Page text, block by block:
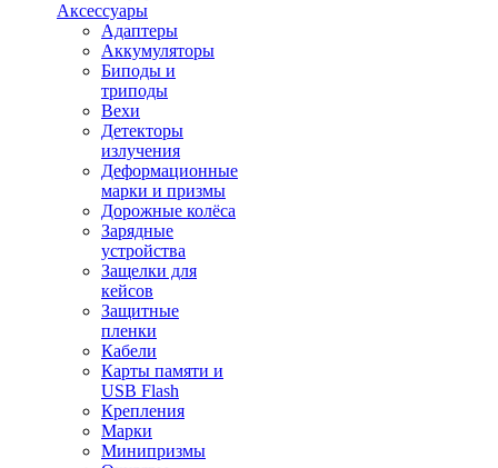
Аксессуары
Адаптеры
Аккумуляторы
Биподы и
триподы
Вехи
Детекторы
излучения
Деформационные
марки и призмы
Дорожные колёса
Зарядные
устройства
Защелки для
кейсов
Защитные
пленки
Кабели
Карты памяти и
USB Flash
Крепления
Марки
Минипризмы